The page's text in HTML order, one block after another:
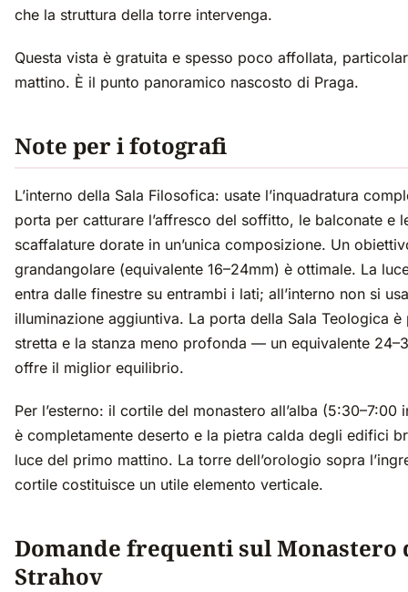
che la struttura della torre intervenga.
Questa vista è gratuita e spesso poco affollata,
mattino. È il punto panoramico nascosto di Praga.
Note per i fotografi
L’interno della Sala Filosofica: usate l’inquadratura
porta per catturare l’affresco del soffitto, le balconate e
scaffalature dorate in un’unica composizione. Un
grandangolare (equivalente 16–24mm) è ottimale. La
entra dalle finestre su entrambi i lati; all’interno non si usa
illuminazione aggiuntiva. La porta della Sala Teologica è
stretta e la stanza meno profonda — un equivalente
offre il miglior equilibrio.
Per l’esterno: il cortile del monastero all’alba (5:30–7:00
è completamente deserto e la pietra calda degli edifici
luce del primo mattino. La torre dell’orologio sopra
cortile costituisce un utile elemento verticale.
Domande frequenti sul Monastero
Strahov